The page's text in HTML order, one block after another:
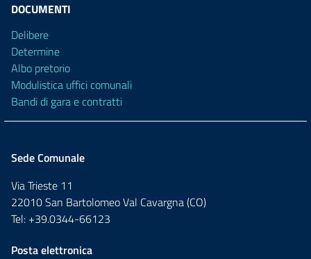
DOCUMENTI
Delibere
Determine
Albo pretorio
Modulistica uffici comunali
Bandi di gara e contratti
Sede Comunale
Via Trieste 11
22010 San Bartolomeo Val Cavargna (CO)
Tel: +39.0344-66123
Posta elettronica